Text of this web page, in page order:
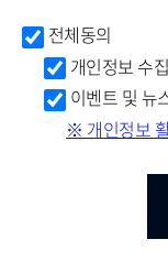
전체동의
개인정보 수
이벤트 및 뉴
※ 개인정보